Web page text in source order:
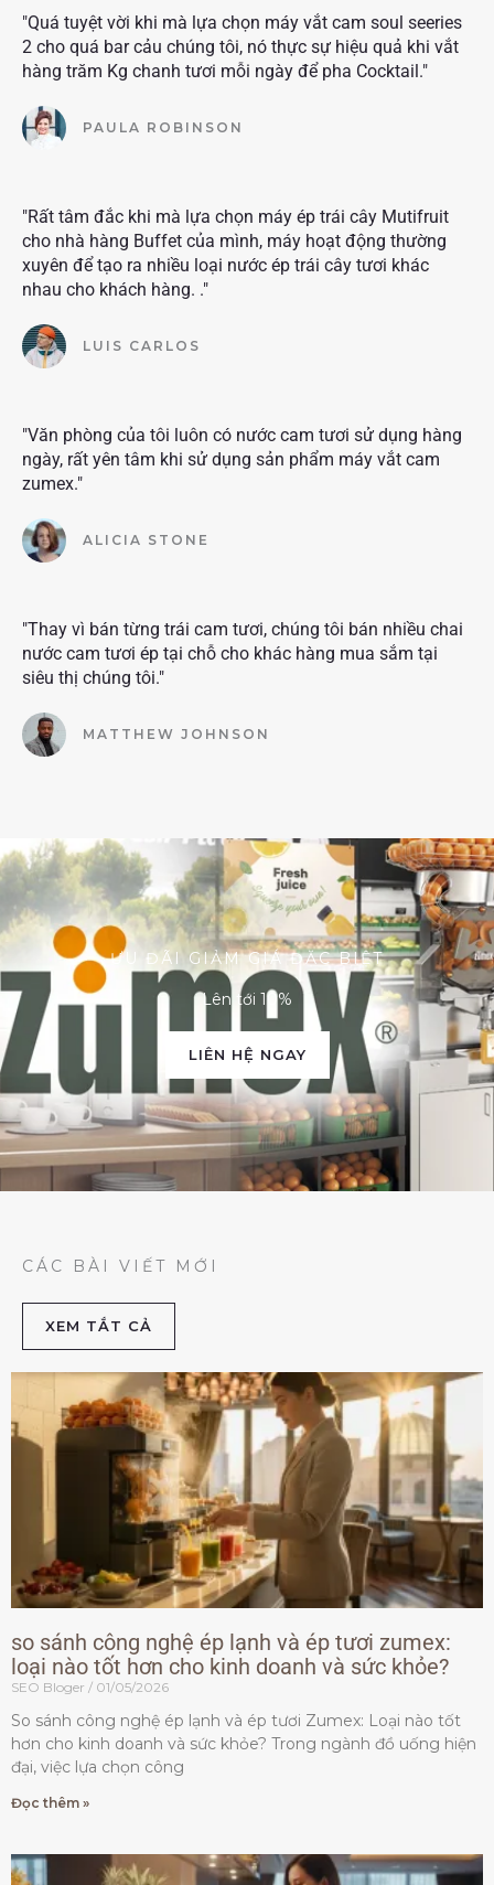
"Quá tuyệt vời khi mà lựa chọn máy vắt cam soul seeries
2 cho quá bar cảu chúng tôi, nó thực sự hiệu quả khi vắt
hàng trăm Kg chanh tươi mỗi ngày để pha Cocktail."
PAULA ROBINSON
"Rất tâm đắc khi mà lựa chọn máy ép trái cây Mutifruit
cho nhà hàng Buffet của mình, máy hoạt động thường
xuyên để tạo ra nhiều loại nước ép trái cây tươi khác
nhau cho khách hàng. ."
LUIS CARLOS
"Văn phòng của tôi luôn có nước cam tươi sử dụng hàng
ngày, rất yên tâm khi sử dụng sản phẩm máy vắt cam
zumex."
ALICIA STONE
"Thay vì bán từng trái cam tươi, chúng tôi bán nhiều chai
nước cam tươi ép tại chỗ cho khác hàng mua sắm tại
siêu thị chúng tôi."
MATTHEW JOHNSON
ƯU ĐÃI GIẢM GIÁ ĐẶC BIỆT
Lên tới 10%
LIÊN HỆ NGAY
CÁC BÀI VIẾT MỚI
XEM TẮT CẢ
so sánh công nghệ ép lạnh và ép tươi zumex:
loại nào tốt hơn cho kinh doanh và sức khỏe?
SEO Bloger 01/05/2026
So sánh công nghệ ép lạnh và ép tươi Zumex: Loại nào tốt
hơn cho kinh doanh và sức khỏe? Trong ngành đồ uống hiện
đại, việc lựa chọn công
Đọc thêm »